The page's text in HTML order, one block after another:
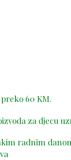
60 KM.
za djecu
radnim